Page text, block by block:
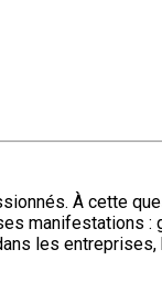
À cette
manifestations :
les